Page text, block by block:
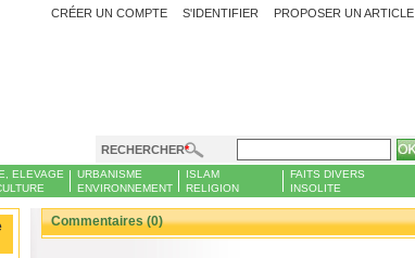
PROPOSER UN ARTICLE
CRÉER UN COMPTE S'IDENTIFIER
RECHERCHER
ELEVAGE
URBANISME
ENVIRONNEMENT
ISLAM
RELIGION
FAITS DIVERS
INSOLITE
Commentaires (0)